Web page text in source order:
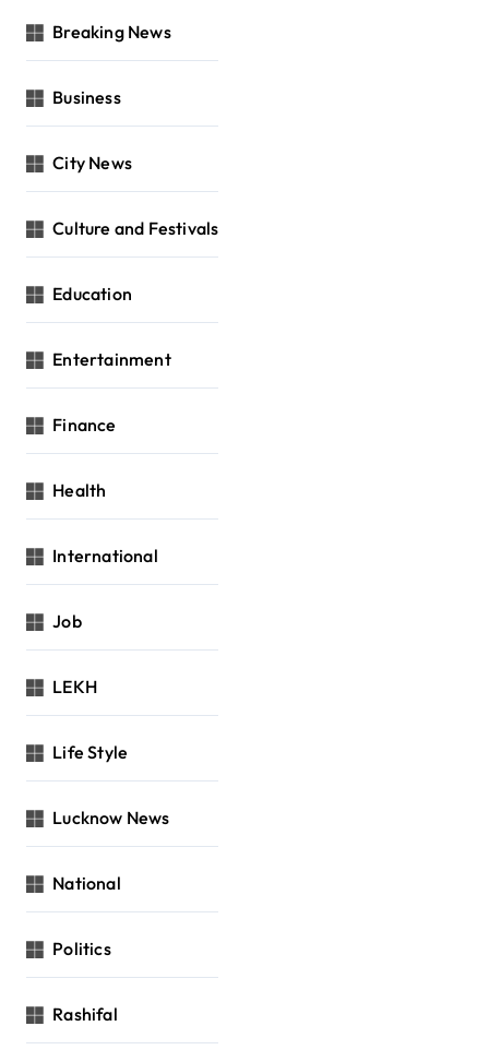
Breaking News
Business
City News
Culture and Festivals
Education
Entertainment
Finance
Health
International
Job
LEKH
Life Style
Lucknow News
National
Politics
Rashifal